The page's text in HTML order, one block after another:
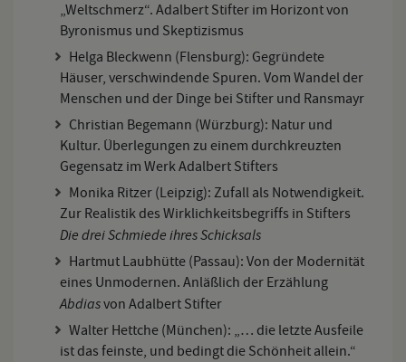
„Weltschmerz“. Adalbert Stifter im Horizont von
Byronismus und Skeptizismus
Helga Bleckwenn (Flensburg): Gegründete
Häuser, verschwindende Spuren. Vom Wandel der
Menschen und der Dinge bei Stifter und Ransmayr
Christian Begemann (Würzburg): Natur und
Kultur. Überlegungen zu einem durchkreuzten
Gegensatz im Werk Adalbert Stifters
Monika Ritzer (Leipzig): Zufall als Notwendigkeit.
Zur Realistik des Wirklichkeitsbegriffs in Stifters
Die drei Schmiede ihres Schicksals
Hartmut Laubhütte (Passau): Von der Modernität
eines Unmodernen. Anläßlich der Erzählung
Abdiasvon Adalbert Stifter
Walter Hettche (München): „… die letzte Ausfeile
ist das feinste, und bedingt die Schönheit allein.“